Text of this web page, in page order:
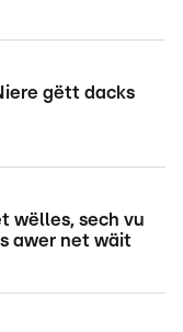
gëtt dacks
wëlles, sech vu
awer net wäit